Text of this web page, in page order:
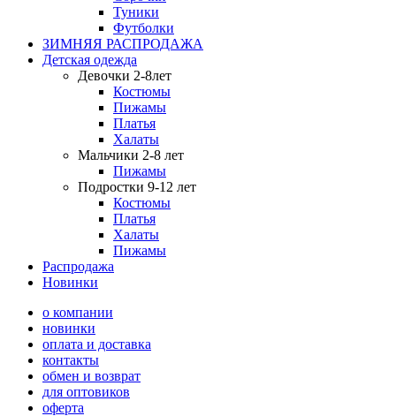
Туники
Футболки
ЗИМНЯЯ РАСПРОДАЖА
Детская одежда
Девочки 2-8лет
Костюмы
Пижамы
Платья
Халаты
Мальчики 2-8 лет
Пижамы
Подростки 9-12 лет
Костюмы
Платья
Халаты
Пижамы
Распродажа
Новинки
о компании
новинки
оплата и доставка
контакты
обмен и возврат
для оптовиков
оферта